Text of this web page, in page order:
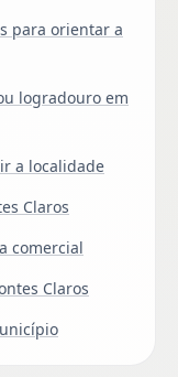
para orientar a
logradouro em
a localidade
Claros
comercial
Claros